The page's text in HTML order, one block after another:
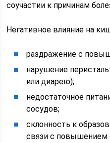
соучастии к причинам
Негативное влияние на
раздражение с
нарушение
или диарею);
недостаточное
сосудов;
склонность к
связи с повышением